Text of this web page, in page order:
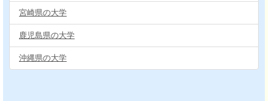
宮崎県の大学
鹿児島県の大学
沖縄県の大学